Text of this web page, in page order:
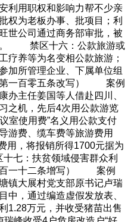
利用职权和影响力帮不少亲
权为老板办事、批项目；利
世公司通过商务部审批，被
。 禁区十六：公款旅游或
疗养等为名变相公款旅游；
加所管理企业、下属单位组
第一百零五条改写） 案例
主任姜国等人借赴四川、
之机，先后4次用公款游览
室使用费”名义用公款支付
游费、缆车费等旅游费用
用，将报销所得1700元据为
扶贫领域侵害群众利
百一十二条增写） 案例
镇大展村党支部原书记卢瑞
中，通过编造虚假发放表、
1.28万元，并收受猪苗出售